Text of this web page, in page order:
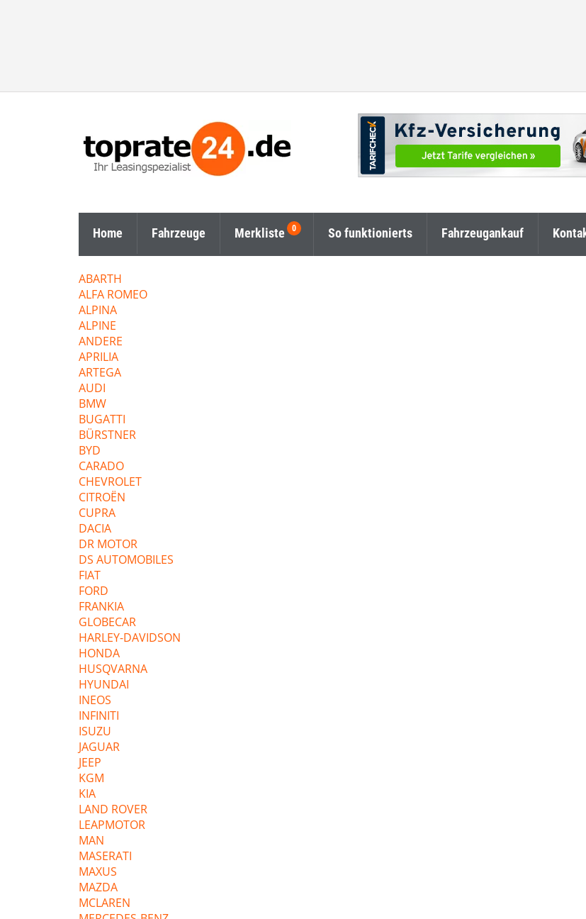
Home Fahrzeuge Merkliste So funktionierts Fahrzeugankauf
ABARTH
ALFA ROMEO
ALPINA
ALPINE
ANDERE
APRILIA
ARTEGA
AUDI
BMW
BUGATTI
BÜRSTNER
BYD
CARADO
CHEVROLET
CITROËN
CUPRA
DACIA
DR MOTOR
DS AUTOMOBILES
FIAT
FORD
FRANKIA
GLOBECAR
HARLEY-DAVIDSON
HONDA
HUSQVARNA
HYUNDAI
INEOS
INFINITI
ISUZU
JAGUAR
JEEP
KGM
KIA
LAND ROVER
LEAPMOTOR
MAN
MASERATI
MAXUS
MAZDA
MCLAREN